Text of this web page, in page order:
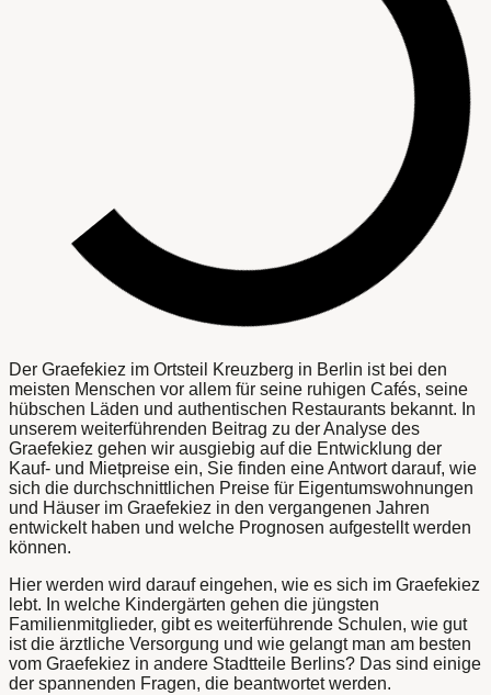
Der Graefekiez im Ortsteil Kreuzberg in Berlin ist bei den
meisten Menschen vor allem für seine ruhigen Cafés, seine
hübschen Läden und authentischen Restaurants bekannt. In
unserem weiterführenden Beitrag zu der Analyse des
Graefekiez gehen wir ausgiebig auf die Entwicklung der
Kauf- und Mietpreise ein, Sie finden eine Antwort darauf, wie
sich die durchschnittlichen Preise für Eigentumswohnungen
und Häuser im Graefekiez in den vergangenen Jahren
entwickelt haben und welche Prognosen aufgestellt werden
können.
Hier werden wird darauf eingehen, wie es sich im Graefekiez
lebt. In welche Kindergärten gehen die jüngsten
Familienmitglieder, gibt es weiterführende Schulen, wie gut
ist die ärztliche Versorgung und wie gelangt man am besten
vom Graefekiez in andere Stadtteile Berlins? Das sind einige
der spannenden Fragen, die beantwortet werden.